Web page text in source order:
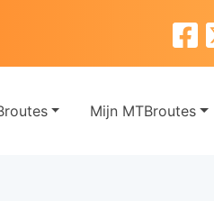
Mijn MTBroutes